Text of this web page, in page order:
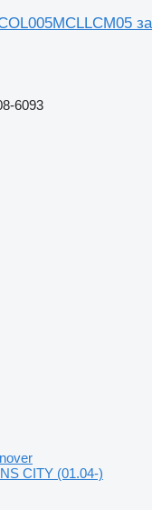
за
6093
CITY (01.04-)